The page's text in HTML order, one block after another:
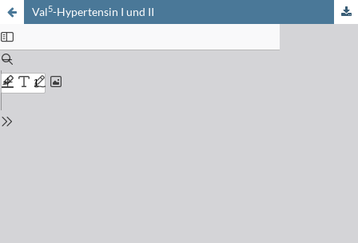
Val5-Hypertensin I und II